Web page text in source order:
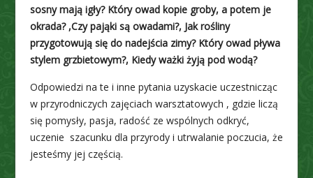
sosny mają igły? Który owad kopie groby, a potem je
okrada? ,Czy pająki są owadami?, Jak rośliny
przygotowują się do nadejścia zimy? Który owad pływa
stylem grzbietowym?, Kiedy ważki żyją pod wodą?
Odpowiedzi na te i inne pytania uzyskacie uczestnicząc
w przyrodniczych zajęciach warsztatowych , gdzie liczą
się pomysły, pasja, radość ze wspólnych odkryć,
uczenie szacunku dla przyrody i utrwalanie poczucia, że
jesteśmy jej częścią.